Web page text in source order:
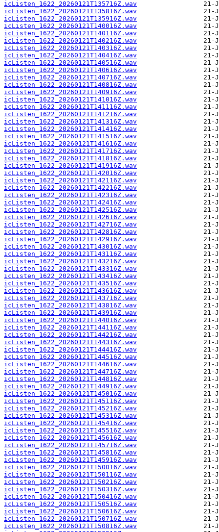
icListen_1622_20260121T135716Z.wav
icListen_1622_20260121T135816Z.wav
icListen_1622_20260121T135916Z.wav
icListen_1622_20260121T140016Z.wav
icListen_1622_20260121T140116Z.wav
icListen_1622_20260121T140216Z.wav
icListen_1622_20260121T140316Z.wav
icListen_1622_20260121T140416Z.wav
icListen_1622_20260121T140516Z.wav
icListen_1622_20260121T140616Z.wav
icListen_1622_20260121T140716Z.wav
icListen_1622_20260121T140816Z.wav
icListen_1622_20260121T140916Z.wav
icListen_1622_20260121T141016Z.wav
icListen_1622_20260121T141116Z.wav
icListen_1622_20260121T141216Z.wav
icListen_1622_20260121T141316Z.wav
icListen_1622_20260121T141416Z.wav
icListen_1622_20260121T141516Z.wav
icListen_1622_20260121T141616Z.wav
icListen_1622_20260121T141716Z.wav
icListen_1622_20260121T141816Z.wav
icListen_1622_20260121T141916Z.wav
icListen_1622_20260121T142016Z.wav
icListen_1622_20260121T142116Z.wav
icListen_1622_20260121T142216Z.wav
icListen_1622_20260121T142316Z.wav
icListen_1622_20260121T142416Z.wav
icListen_1622_20260121T142516Z.wav
icListen_1622_20260121T142616Z.wav
icListen_1622_20260121T142716Z.wav
icListen_1622_20260121T142816Z.wav
icListen_1622_20260121T142916Z.wav
icListen_1622_20260121T143016Z.wav
icListen_1622_20260121T143116Z.wav
icListen_1622_20260121T143216Z.wav
icListen_1622_20260121T143316Z.wav
icListen_1622_20260121T143416Z.wav
icListen_1622_20260121T143516Z.wav
icListen_1622_20260121T143616Z.wav
icListen_1622_20260121T143716Z.wav
icListen_1622_20260121T143816Z.wav
icListen_1622_20260121T143916Z.wav
icListen_1622_20260121T144016Z.wav
icListen_1622_20260121T144116Z.wav
icListen_1622_20260121T144216Z.wav
icListen_1622_20260121T144316Z.wav
icListen_1622_20260121T144416Z.wav
icListen_1622_20260121T144516Z.wav
icListen_1622_20260121T144616Z.wav
icListen_1622_20260121T144716Z.wav
icListen_1622_20260121T144816Z.wav
icListen_1622_20260121T144916Z.wav
icListen_1622_20260121T145016Z.wav
icListen_1622_20260121T145116Z.wav
icListen_1622_20260121T145216Z.wav
icListen_1622_20260121T145316Z.wav
icListen_1622_20260121T145416Z.wav
icListen_1622_20260121T145516Z.wav
icListen_1622_20260121T145616Z.wav
icListen_1622_20260121T145716Z.wav
icListen_1622_20260121T145816Z.wav
icListen_1622_20260121T145916Z.wav
icListen_1622_20260121T150016Z.wav
icListen_1622_20260121T150116Z.wav
icListen_1622_20260121T150216Z.wav
icListen_1622_20260121T150316Z.wav
icListen_1622_20260121T150416Z.wav
icListen_1622_20260121T150516Z.wav
icListen_1622_20260121T150616Z.wav
icListen_1622_20260121T150716Z.wav
icListen_1622_20260121T150816Z.wav